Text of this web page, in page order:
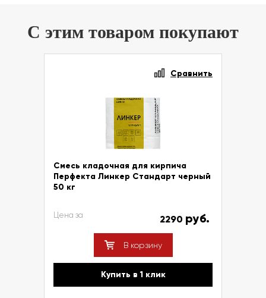
С этим товаром покупают
Сравнить
Смесь кладочная для кирпича
Перфекта Линкер Стандарт черный
50 кг
Цена за 2290 руб.
В корзину
Купить в 1 клик